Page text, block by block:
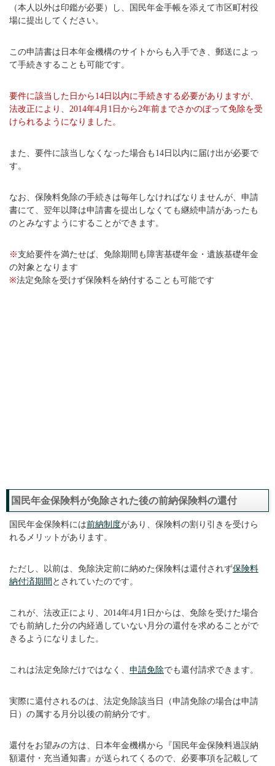
（本人以外は印鑑が必要）し、国民年金手帳を添えて市区町村役
場に提出してください。
この申請書は日本年金機構のサイトからも入手でき、郵送によっ
て手続きすることも可能です。
要件に該当した日から14日以内に手続きする必要がありますが、
法改正により、2014年4月1日から2年前までさかのぼって免除を受
けられるようになりました。
また、要件に該当しなくなった場合も14日以内に届け出が必要で
す。
なお、保険料免除の手続きは毎年しなければなりませんが、申請
書にて、翌年以降は申請書を提出しなくても継続申請があったも
のとみなすようにすることができます。
※支給要件を満たせば、免除期間も障害基礎年金・遺族基礎年金
の対象となります
※法定免除を受けず保険料を納付することも可能です
国民年金保険料が免除された後の前納保険料の還付
国民年金保険料には前納制度があり、保険料の割り引きを受けら
れるメリットがあります。
ただし、以前は、免除決定前に納めた保険料は還付されず保険料
納付済期間 とされていたのです。
これが、法改正により、2014年4月1日からは、免除を受けた場合
でも前納した分の内経過していない月分の還付を求めることがで
きるようになりました。
これは法定免除だけではなく、 申請免除でも還付請求できます。
実際に還付されるのは、法定免除該当日（申請免除の場合は申請
日）の属する月分以後の前納分です。
還付をお望みの方は、日本年金機構から『国民年金保険料過誤納
額還付・充当通知書』が送られてくるので、必要事項を記載して